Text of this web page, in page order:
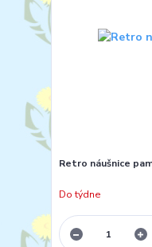
Retro náušnice
Do týdne